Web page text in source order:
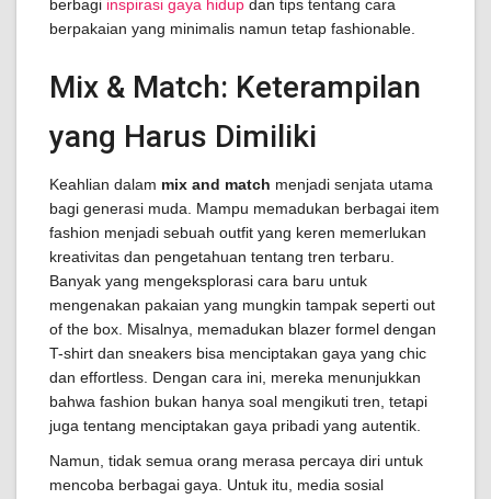
berbagi inspirasi gaya hidup dan tips tentang cara
berpakaian yang minimalis namun tetap fashionable.
Mix & Match: Keterampilan
yang Harus Dimiliki
Keahlian dalam mix and match menjadi senjata utama
bagi generasi muda. Mampu memadukan berbagai item
fashion menjadi sebuah outfit yang keren memerlukan
kreativitas dan pengetahuan tentang tren terbaru.
Banyak yang mengeksplorasi cara baru untuk
mengenakan pakaian yang mungkin tampak seperti out
of the box. Misalnya, memadukan blazer formel dengan
T-shirt dan sneakers bisa menciptakan gaya yang chic
dan effortless. Dengan cara ini, mereka menunjukkan
bahwa fashion bukan hanya soal mengikuti tren, tetapi
juga tentang menciptakan gaya pribadi yang autentik.
Namun, tidak semua orang merasa percaya diri untuk
mencoba berbagai gaya. Untuk itu, media sosial